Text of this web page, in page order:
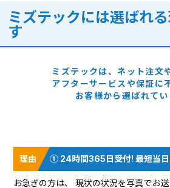
ミズテックには選ばれ
す
ミズテックは、ネット注文
アフターサービスや保証に
お客様から選ばれてい
① 24時間365日受付! 最短当日
お急ぎの方は、 現状の状況を写真でお送